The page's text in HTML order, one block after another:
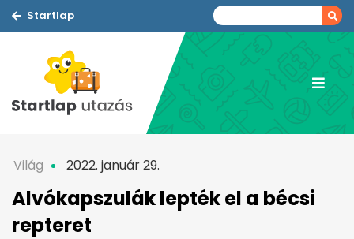
Startlap
Világ 2022. január 29.
Alvókapszulák lepték el a bécsi
repteret